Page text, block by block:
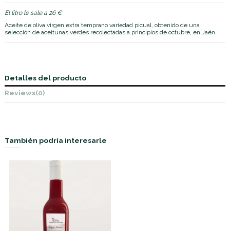
El litro le sale a 26 €
Aceite de oliva virgen extra temprano variedad picual, obtenido de una
selección de aceitunas verdes recolectadas a principios de octubre, en Jaén.
Detalles del producto
Reviews(0)
También podría interesarle